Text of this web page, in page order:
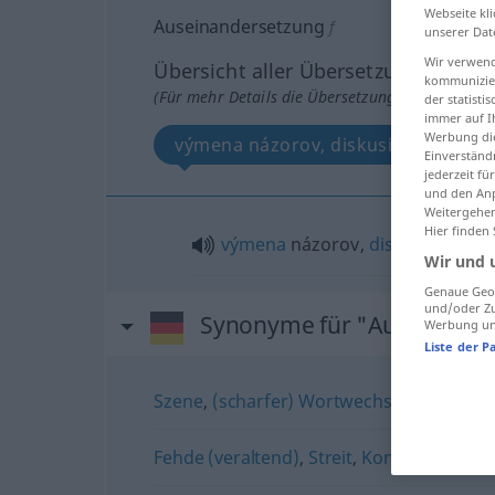
Auseinandersetzung f
Übersicht aller Übersetzungen
(Für mehr Details die Übersetzung anklicken/
výmena názorov, diskusia
výmena názorov, diskusia
Synonyme für
Szene, (scharfer) Wortwechsel
Fehde (veraltend), Streit, Konflikt
Webseite
unserer
Wir
der
immer auf
Werbung
jederzeit
und den
Hier finden
Wir und
Genaue
und/oder
Werbung
Liste der